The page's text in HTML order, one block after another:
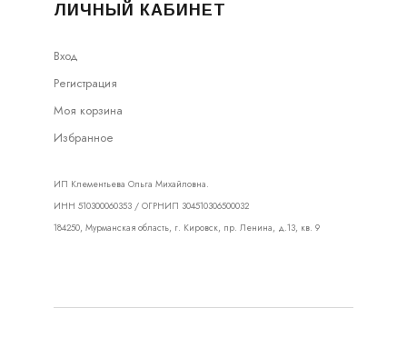
ЛИЧНЫЙ КАБИНЕТ
Вход
Регистрация
Моя корзина
Избранное
ИП Клементьева Ольга Михайловна.
ИНН 510300060353 / ОГРНИП 304510306500032
184250, Мурманская область, г. Кировск, пр. Ленина, д.13, кв. 9